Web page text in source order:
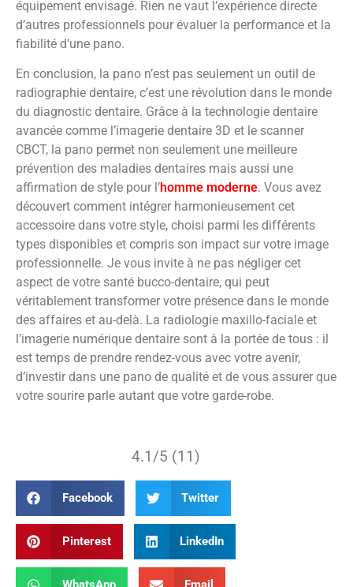
équipement envisagé. Rien ne vaut l’expérience directe
d’autres professionnels pour évaluer la performance et la
fiabilité d’une pano.
En conclusion, la pano n’est pas seulement un outil de
radiographie dentaire, c’est une révolution dans le monde
du diagnostic dentaire. Grâce à la technologie dentaire
avancée comme l’imagerie dentaire 3D et le scanner
CBCT, la pano permet non seulement une meilleure
prévention des maladies dentaires mais aussi une
affirmation de style pour l’homme moderne. Vous avez
découvert comment intégrer harmonieusement cet
accessoire dans votre style, choisi parmi les différents
types disponibles et compris son impact sur votre image
professionnelle. Je vous invite à ne pas négliger cet
aspect de votre santé bucco-dentaire, qui peut
véritablement transformer votre présence dans le monde
des affaires et au-delà. La radiologie maxillo-faciale et
l’imagerie numérique dentaire sont à la portée de tous : il
est temps de prendre rendez-vous avec votre avenir,
d’investir dans une pano de qualité et de vous assurer que
votre sourire parle autant que votre garde-robe.
4.1/5 (11)
Facebook Twitter
Pinterest LinkedIn